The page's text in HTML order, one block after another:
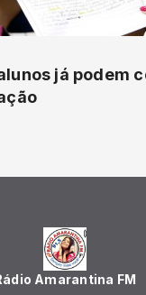
já podem
Amarantina FM